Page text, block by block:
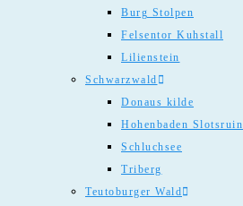
Burg Stolpen
Felsentor Kuhstall
Lilienstein
Schwarzwald
Donaus kilde
Hohenbaden Slotsruin
Schluchsee
Triberg
Teutoburger Wald